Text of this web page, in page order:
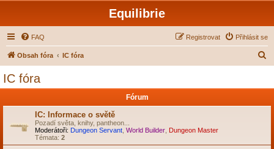
Equilibrie
FAQ Přihlásit se
Registrovat
Obsah fóra IC fóra
IC fóra
Fórum
IC: Informace o světě
Pozadí světa, knihy, pantheon...
Moderátoři: Dungeon Servant World Builder Dungeon Master
Témata: 2